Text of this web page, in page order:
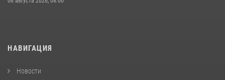
НАВИГАЦИЯ
Новости